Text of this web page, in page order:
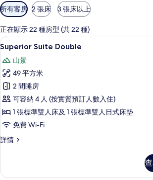
可
用
嘅
客
房
篩
選
條
件
所有客房 2 張床 3 張床以上
正在顯示 22 種房型 (共 22 種)
載
入
所
有
Superior
Suite
Double
的
相
55 吋平面電
7
Superior Suite Double
山景
49 平方米
2 間睡房
可容納 4 人 (按實質預訂人數入住)
1 張標準雙人床及 1 張標準雙人日式床墊
免費 Wi-Fi
詳情
Superior
情